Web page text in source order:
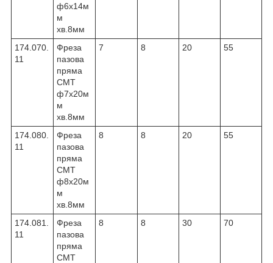
ф6х14м
м
хв.8мм
174.070.
11
Фреза
пазова
пряма
CMT
ф7х20м
м
хв.8мм
7 8 20 55
174.080.
11
Фреза
пазова
пряма
CMT
ф8х20м
м
хв.8мм
8 8 20 55
174.081.
11
Фреза
пазова
пряма
CMT
8 8 30 70